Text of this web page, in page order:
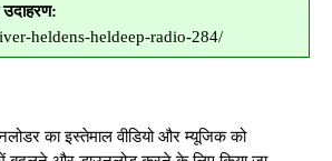
heldens-heldeep-radio-284/
का इस्तेमाल वीडियो और म्यूजिक को